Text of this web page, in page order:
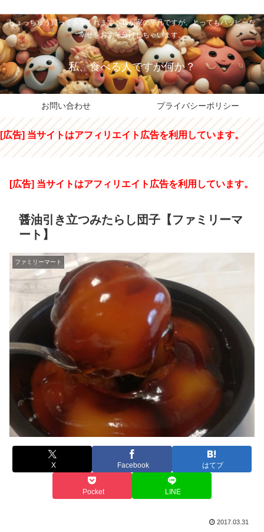
しょっちゅう買ってきてくれます。我が家の平凡ですが、とってもハッピーな
幸せをおすそ分けしちゃいます。
私、食べる人ですが何か？
お問い合わせ プライバシーポリシー
[広告] 当サイトはアフィリエイト広告を利用しています。
[広告] 当サイトはアフィリエイト広告を利用しています。
醤油引き立つみたらし団子【ファミリーマ
ート】
ファミリーマート
X Facebook はてブ
Pocket LINE
2017.03.31